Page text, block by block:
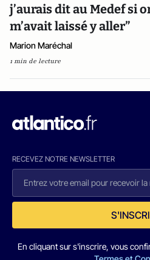
j’aurais dit au Medef si
m’avait laissé y aller”
Marion Maréchal
1 min de lecture
RECEVEZ NOTRE NEWSLETTER
En cliquant sur s'inscrire, vous